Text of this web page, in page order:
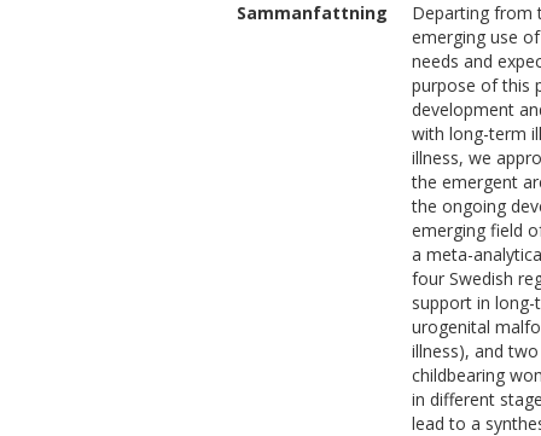
Sammanfattning
Departing from
emerging use
needs and
purpose of this
development
with long-term
illness, we
the emergent
the ongoing
emerging field
a meta-
four Swedish
support in long-
urogenital
illness), and
childbearing
in different
lead to a